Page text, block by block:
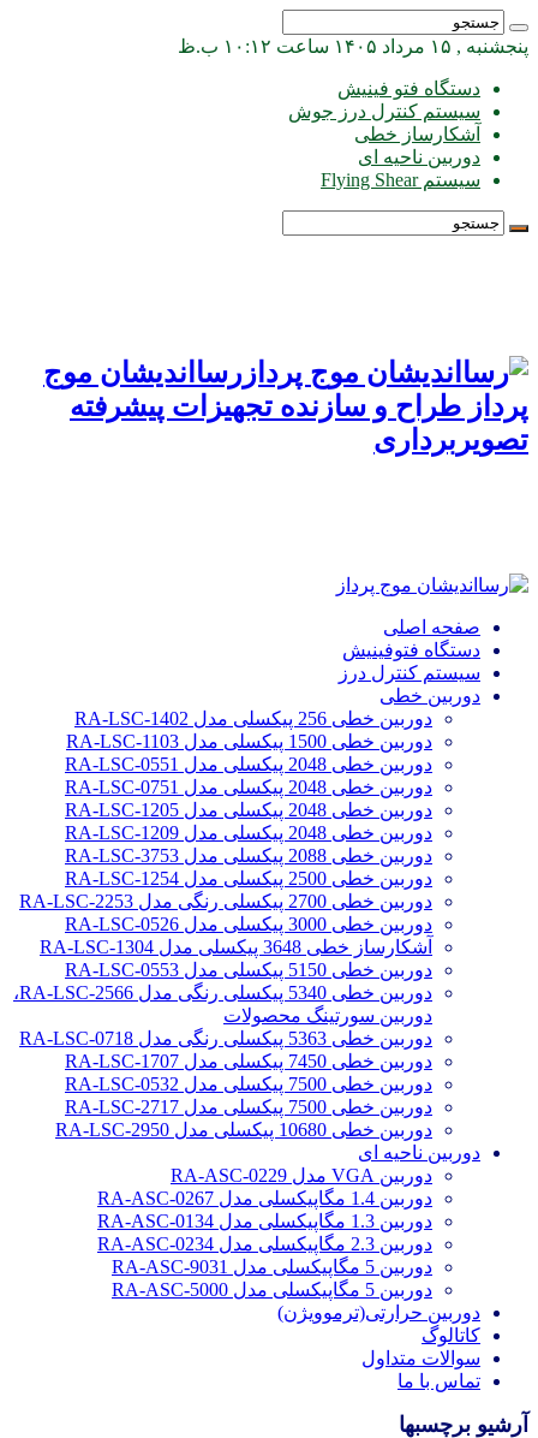
پنجشنبه , ۱۵ مرداد ۱۴۰۵ ساعت ۱۰:۱۲ ب.ظ
دستگاه فتو فینیش
سیستم کنترل درز جوش
آشکارساز خطی
دوربین ناحیه ای
سیستم Flying Shear
رسااندیشان موج
پرداز طراح و سازنده تجهیزات پیشرفته
تصویربرداری
صفحه اصلی
دستگاه فتوفینیش
سیستم کنترل درز
دوربین خطی
دوربین خطی 256 پیکسلی مدل RA-LSC-1402
دوربین خطی 1500 پیکسلی مدل RA-LSC-1103
دوربین خطی 2048 پیکسلی مدل RA-LSC-0551
دوربین خطی 2048 پیکسلی مدل RA-LSC-0751
دوربین خطی 2048 پیکسلی مدل RA-LSC-1205
دوربین خطی 2048 پیکسلی مدل RA-LSC-1209
دوربین خطی 2088 پیکسلی مدل RA-LSC-3753
دوربین خطی 2500 پیکسلی مدل RA-LSC-1254
دوربین خطی 2700 پیکسلی رنگی مدل RA-LSC-2253
دوربین خطی 3000 پیکسلی مدل RA-LSC-0526
آشکارساز خطی 3648 پیکسلی مدل RA-LSC-1304
دوربین خطی 5150 پیکسلی مدل RA-LSC-0553
دوربین خطی 5340 پیکسلی رنگی مدل RA-LSC-2566،
دوربین سورتینگ محصولات
دوربین خطی 5363 پیکسلی رنگی مدل RA-LSC-0718
دوربین خطی 7450 پیکسلی مدل RA-LSC-1707
دوربین خطی 7500 پیکسلی مدل RA-LSC-0532
دوربین خطی 7500 پیکسلی مدل RA-LSC-2717
دوربین خطی 10680 پیکسلی مدل RA-LSC-2950
دوربین ناحیه ای
دوربین VGA مدل RA-ASC-0229
دوربین 1.4 مگاپیکسلی مدل RA-ASC-0267
دوربین 1.3 مگاپیکسلی مدل RA-ASC-0134
دوربین 2.3 مگاپیکسلی مدل RA-ASC-0234
دوربین 5 مگاپیکسلی مدل RA-ASC-9031
دوربین 5 مگاپیکسلی مدل RA-ASC-5000
دوربین حرارتی(ترموویژن)
کاتالوگ
سوالات متداول
تماس با ما
آرشیو برچسبها